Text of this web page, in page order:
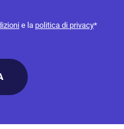
e la politica di privacy*